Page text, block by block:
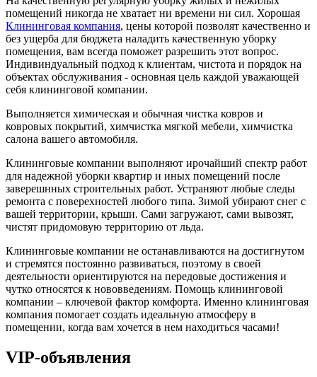
помещений никогда не хватает ни времени ни сил. Хорошая
Клининговая компания, цены которой позволят качественно и
без ущерба для бюджета наладить качественную уборку
помещения, вам всегда поможет разрешить этот вопрос.
Индивиндуальный подход к клиентам, чистота и порядок на
объектах обслуживания - основная цель каждой уважающей
себя клининговой компании.
Выполняется химическая и обычная чистка ковров и
ковровых покрытий, химчистка мягкой мебели, химчистка
салона вашего автомобиля.
Клининговые компании выполняют ирочайший спектр работ
для надежной уборки квартир и иных помещений после
заверешнных строительных работ. Устраняют любые следы
ремонта с поверехностей любого типа. Зимой убирают снег с
вашей территории, крыши. Сами загружают, сами вывозят,
чистят придомовую территорию от льда.
Клининговые компании не останавливаются на достигнутом
и стремятся постоянно развиваться, поэтому в своей
деятельности ориентируются на передовые достижения и
чутко относятся к нововведениям. Помощь клининговой
компании – ключевой фактор комфорта. Именно клининговая
компания помогает создать идеальную атмосферу в
помещении, когда вам хочется в нем находиться часами!
VIP-объявления